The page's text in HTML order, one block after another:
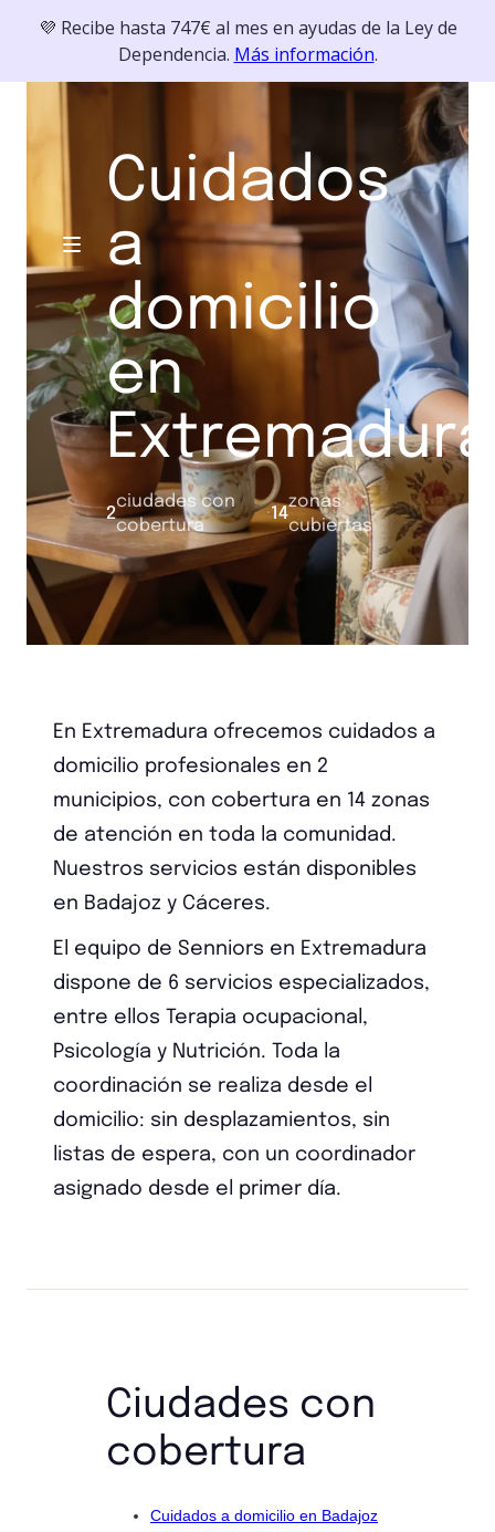
💜 Recibe hasta 747€ al mes en ayudas de la Ley de
Dependencia. Más información.
Cuidados
a
domicilio
en
Extremadura
2
ciudades con
cobertura
·14
zonas
cubiertas
En Extremadura ofrecemos cuidados a
domicilio profesionales en 2
municipios, con cobertura en 14 zonas
de atención en toda la comunidad.
Nuestros servicios están disponibles
en Badajoz y Cáceres.
El equipo de Senniors en Extremadura
dispone de 6 servicios especializados,
entre ellos Terapia ocupacional,
Psicología y Nutrición. Toda la
coordinación se realiza desde el
domicilio: sin desplazamientos, sin
listas de espera, con un coordinador
asignado desde el primer día.
Ciudades con
cobertura
Cuidados a domicilio en Badajoz